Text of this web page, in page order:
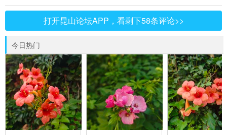
打开昆山论坛APP，看剩下58条评论>>
今日热门